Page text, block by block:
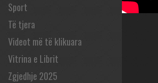
Sport
Të tjera
Videot më të klikuara
Vitrina e Librit
Zgjedhje 2025